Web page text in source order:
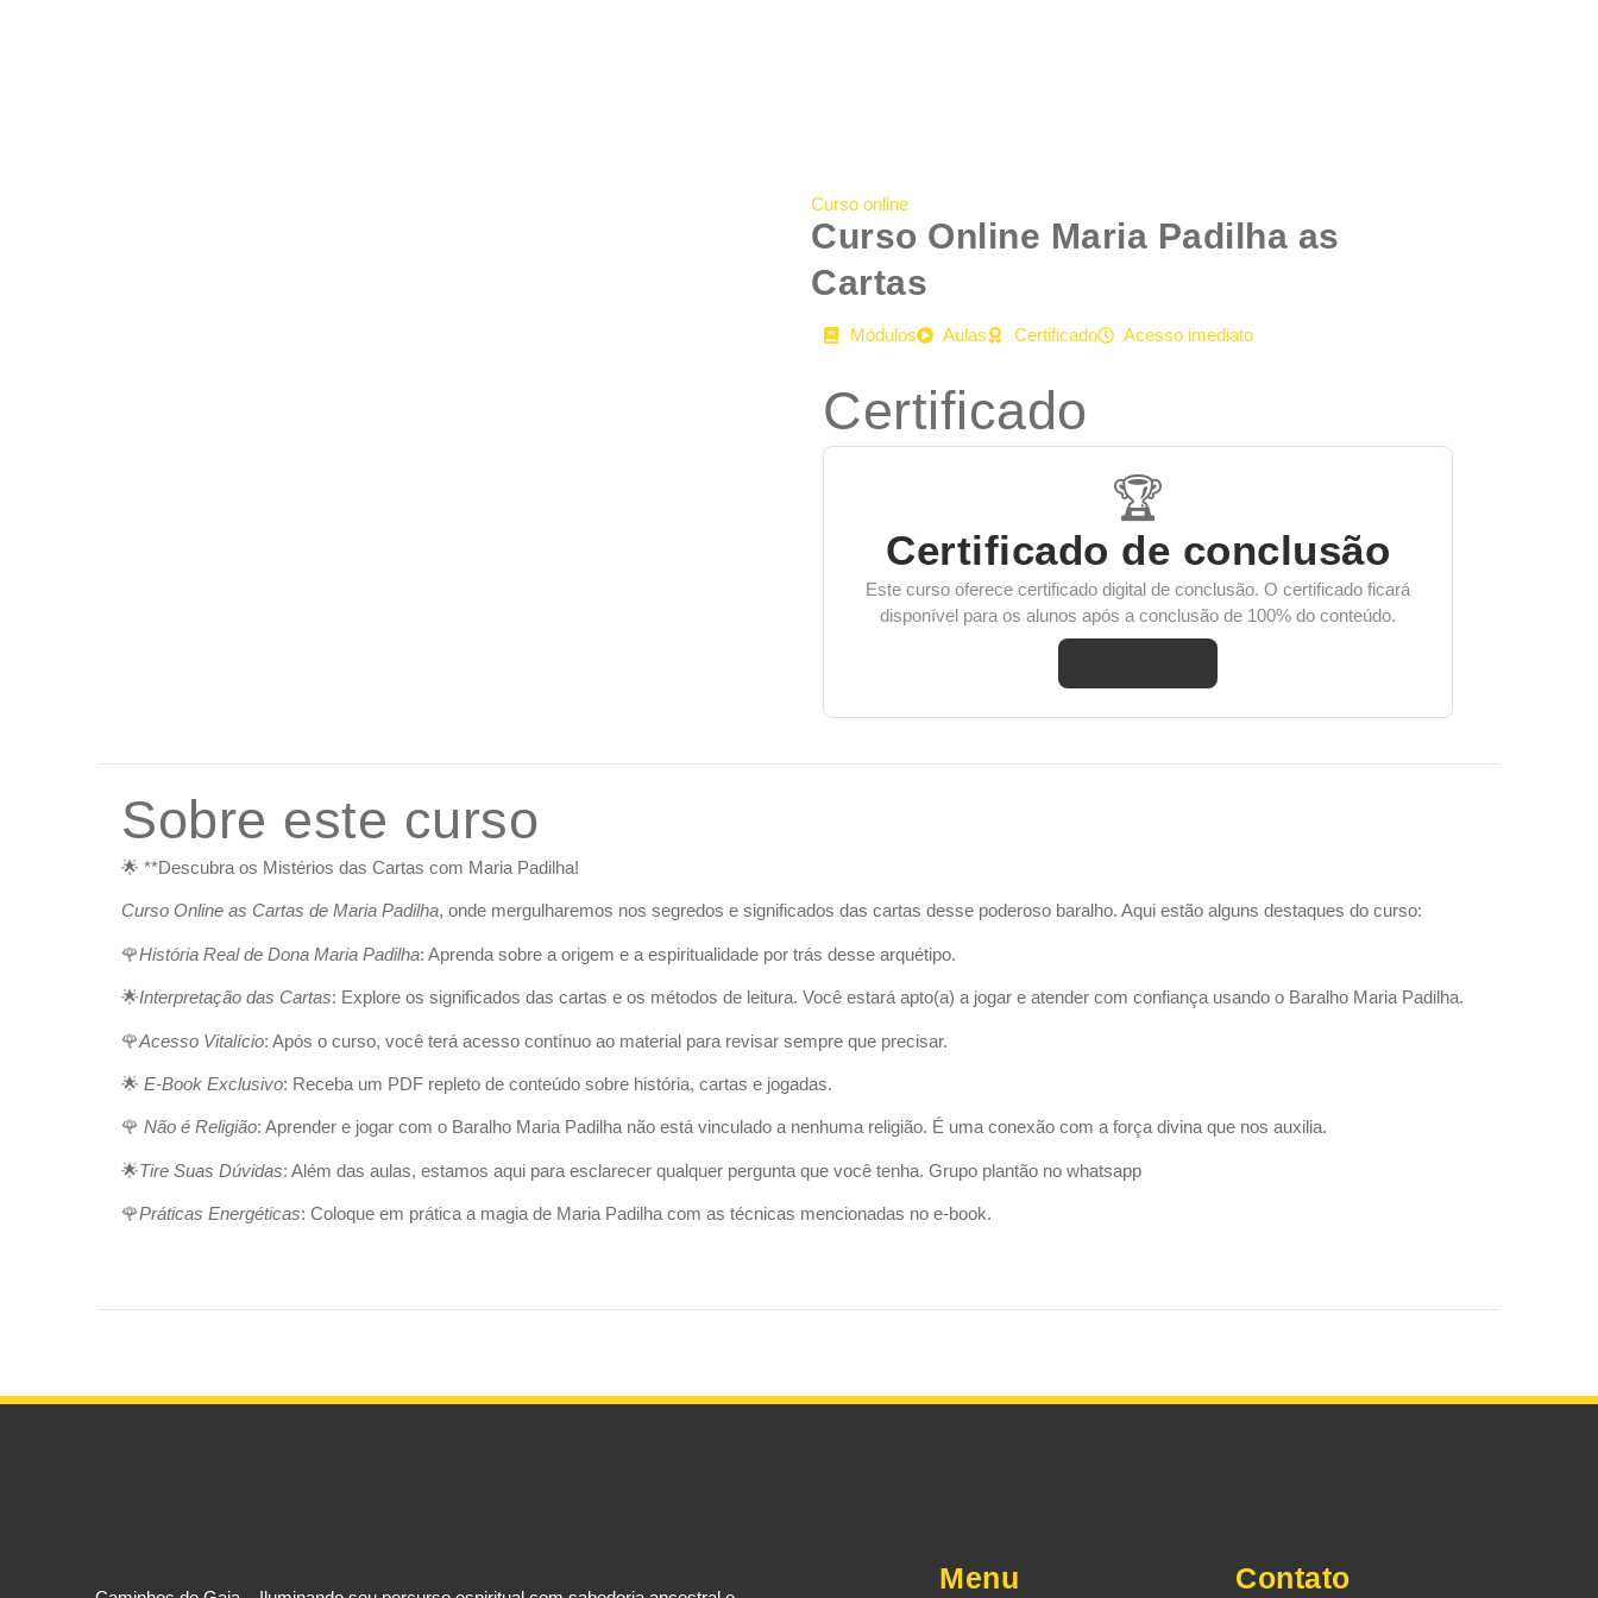
Curso online
Curso Online Maria Padilha as
Cartas
Módulos Aulas Certificado Acesso imediato
Certificado
🏆
Certificado de conclusão
Este curso oferece certificado digital de conclusão. O certificado ficará
disponível para os alunos após a conclusão de 100% do conteúdo.
Sobre este curso
🌟 **Descubra os Mistérios das Cartas com Maria Padilha!
Curso Online as Cartas de Maria Padilha, onde mergulharemos nos segredos e significados das cartas desse poderoso baralho. Aqui estão alguns destaques do curso:
🌹História Real de Dona Maria Padilha: Aprenda sobre a origem e a espiritualidade por trás desse arquétipo.
🌟Interpretação das Cartas: Explore os significados das cartas e os métodos de leitura. Você estará apto(a) a jogar e atender com confiança usando o Baralho Maria Padilha.
🌹Acesso Vitalício: Após o curso, você terá acesso contínuo ao material para revisar sempre que precisar.
🌟 E-Book Exclusivo: Receba um PDF repleto de conteúdo sobre história, cartas e jogadas.
🌹 Não é Religião: Aprender e jogar com o Baralho Maria Padilha não está vinculado a nenhuma religião. É uma conexão com a força divina que nos auxilia.
🌟Tire Suas Dúvidas: Além das aulas, estamos aqui para esclarecer qualquer pergunta que você tenha. Grupo plantão no whatsapp
🌹Práticas Energéticas: Coloque em prática a magia de Maria Padilha com as técnicas mencionadas no e-book.
Menu Contato